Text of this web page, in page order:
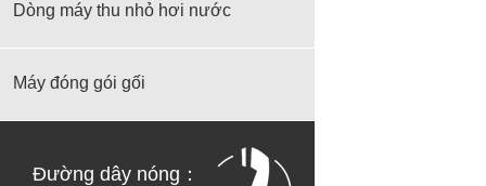
Dòng máy thu nhỏ hơi nước
Máy đóng gói gối
Đường dây nóng：